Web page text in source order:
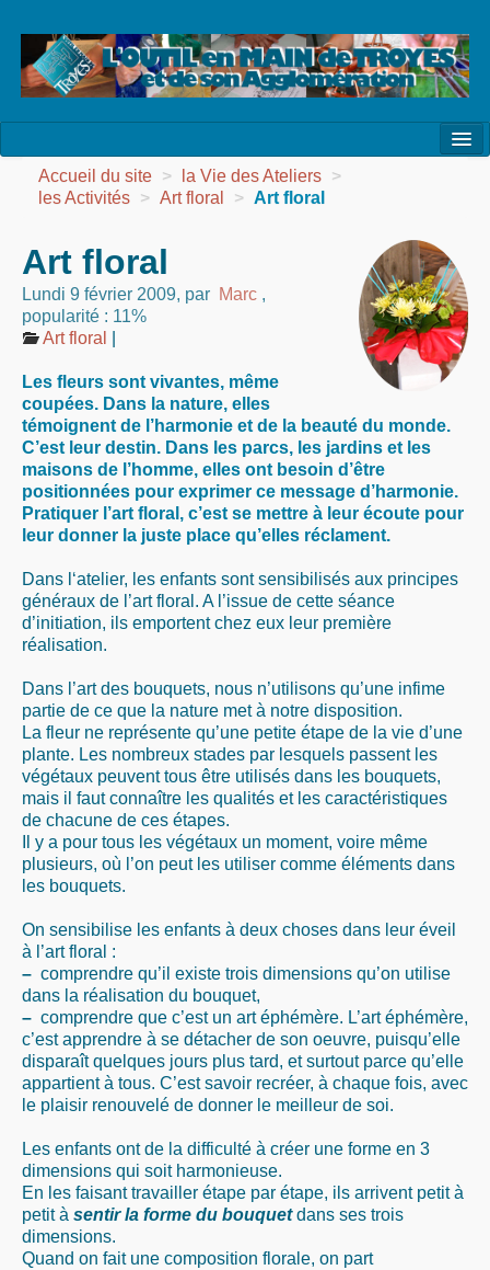
l’Association
la Vie des Ateliers
les Evénements
les Réalisations
Agenda
Contact
Accueil du site > la Vie des Ateliers >
les Activités > Art floral > Art floral
Art floral
Lundi 9 février 2009, par Marc ,
popularité : 11%
Art floral
Les fleurs sont vivantes, même
coupées. Dans la nature, elles
témoignent de l’harmonie et de la beauté du monde.
C’est leur destin. Dans les parcs, les jardins et les
maisons de l’homme, elles ont besoin d’être
positionnées pour exprimer ce message d’harmonie.
Pratiquer l’art floral, c’est se mettre à leur écoute pour
leur donner la juste place qu’elles réclament.
Dans l‘atelier, les enfants sont sensibilisés aux principes
généraux de l’art floral. A l’issue de cette séance
d’initiation, ils emportent chez eux leur première
réalisation.
Dans l’art des bouquets, nous n’utilisons qu’une infime
partie de ce que la nature met à notre disposition.
La fleur ne représente qu’une petite étape de la vie d’une
plante. Les nombreux stades par lesquels passent les
végétaux peuvent tous être utilisés dans les bouquets,
mais il faut connaître les qualités et les caractéristiques
de chacune de ces étapes.
Il y a pour tous les végétaux un moment, voire même
plusieurs, où l’on peut les utiliser comme éléments dans
les bouquets.
On sensibilise les enfants à deux choses dans leur éveil
à l’art floral :
– comprendre qu’il existe trois dimensions qu’on utilise
dans la réalisation du bouquet,
– comprendre que c’est un art éphémère. L’art éphémère,
c’est apprendre à se détacher de son oeuvre, puisqu’elle
disparaît quelques jours plus tard, et surtout parce qu’elle
appartient à tous. C’est savoir recréer, à chaque fois, avec
le plaisir renouvelé de donner le meilleur de soi.
Les enfants ont de la difficulté à créer une forme en 3
dimensions qui soit harmonieuse.
En les faisant travailler étape par étape, ils arrivent petit à
petit à sentir la forme du bouquet dans ses trois
dimensions.
Quand on fait une composition florale, on part